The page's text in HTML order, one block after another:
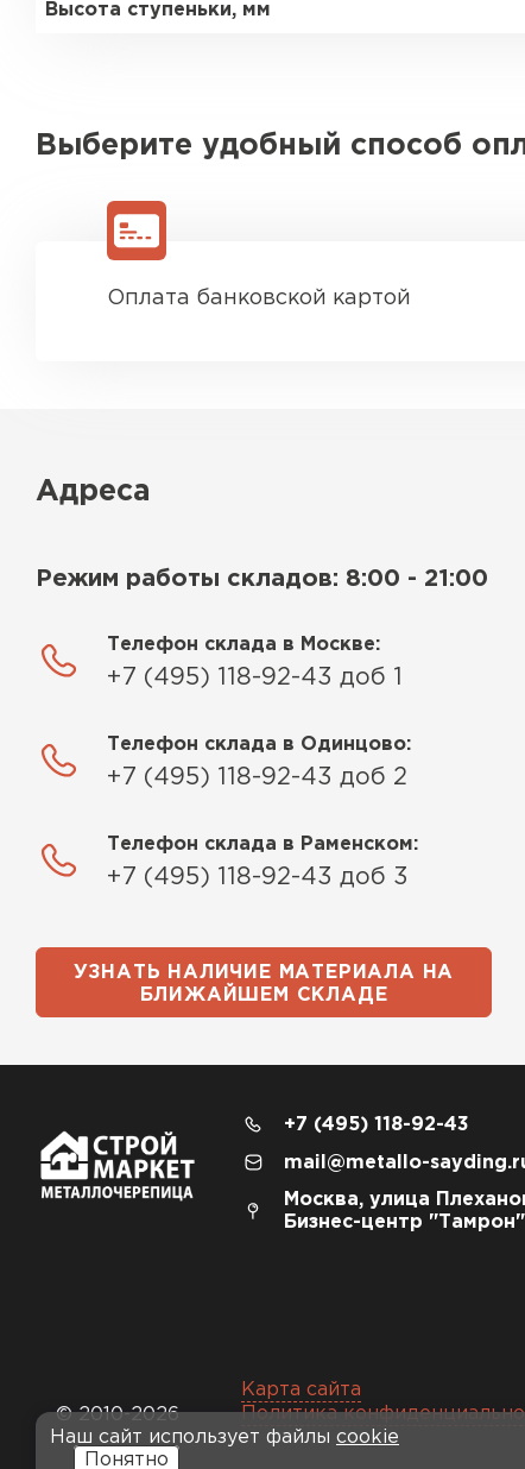
Высота ступеньки, мм
Выберите удобный способ
Оплата банковской картой
Адреса
Режим работы складов: 8:00 - 21:00
Телефон склада в Москве:
+7 (495) 118-92-43 доб 1
Телефон склада в Одинцово:
+7 (495) 118-92-43 доб 2
Телефон склада в Раменском:
+7 (495) 118-92-43 доб 3
УЗНАТЬ НАЛИЧИЕ МАТЕРИАЛА НА
БЛИЖАЙШЕМ СКЛАДЕ
© 2010-2026
+7 (495) 118-92-43
mail@metallo-
Москва, улица
Бизнес-центр "Тамрон"
Карта сайта
Политика
Наш сайт использует файлы cookie
Понятно